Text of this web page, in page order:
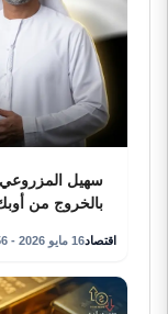
سهيل المزروعي
بالخروج من
اقتصاد16 مايو 2026 - 12:56 م